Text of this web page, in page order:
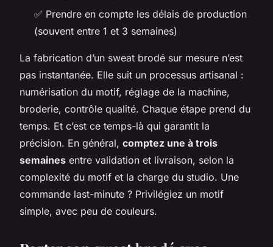
✅ Prendre en compte les délais de production
(souvent entre 1 et 3 semaines)
La fabrication d’un sweat brodé sur mesure n’est
pas instantanée. Elle suit un processus artisanal :
numérisation du motif, réglage de la machine,
broderie, contrôle qualité. Chaque étape prend du
temps. Et c’est ce temps-là qui garantit la
précision. En général, comptez une à trois
semaines entre validation et livraison, selon la
complexité du motif et la charge du studio. Une
commande last-minute ? Privilégiez un motif
simple, avec peu de couleurs.